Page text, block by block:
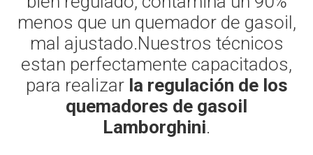
menos que un quemador de gasoil,
mal ajustado.Nuestros técnicos
estan perfectamente capacitados,
para realizar la regulación de los
quemadores de gasoil
Lamborghini.